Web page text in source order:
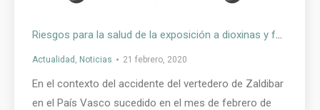
Riesgos para la salud de la exposición a dioxinas y furanos
Actualidad , Noticias 21 febrero, 2020
En el contexto del accidente del vertedero de Zaldibar
en el País Vasco sucedido en el mes de febrero de